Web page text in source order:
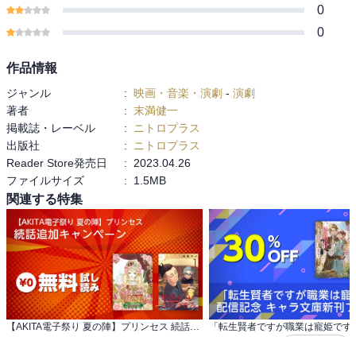
0
0
作品情報
ジャンル : 映画・音楽・演劇 - 演劇
著者
: 末満健一
掲載誌・レーベル
:
ニトロプラス
出版社
:
ニトロプラス
Reader Store発売日
:
2023.04.26
ファイルサイズ
: 1.5MB
関連する特集
【AKITA電子祭り 夏の陣】プリンセス 続話追加キャンペーン